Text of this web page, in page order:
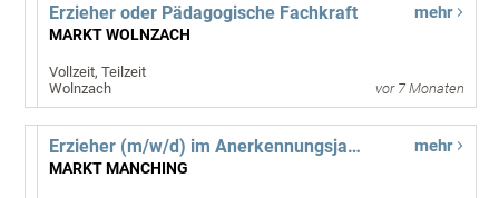
Erzieher oder Pädagogische Fachkraft
MARKT WOLNZACH
Vollzeit, Teilzeit
Wolnzach
mehr
vor 7 Monaten
Erzieher (m/w/d) im Anerkennungsjahr (Berufspraktikanten)
MARKT MANCHING
mehr